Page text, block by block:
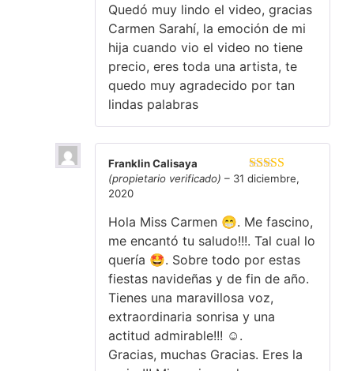
Quedó muy lindo el video, gracias
Carmen Sarahí, la emoción de mi
hija cuando vio el video no tiene
precio, eres toda una artista, te
quedo muy agradecido por tan
lindas palabras
Valorado en
Franklin Calisaya
(propietario verificado) – 31 diciembre,
2020
Hola Miss Carmen 😁. Me fascino,
me encantó tu saludo!!!. Tal cual lo
quería 🤩. Sobre todo por estas
fiestas navideñas y de fin de año.
Tienes una maravillosa voz,
extraordinaria sonrisa y una
actitud admirable!!! ☺️.
Gracias, muchas Gracias. Eres la